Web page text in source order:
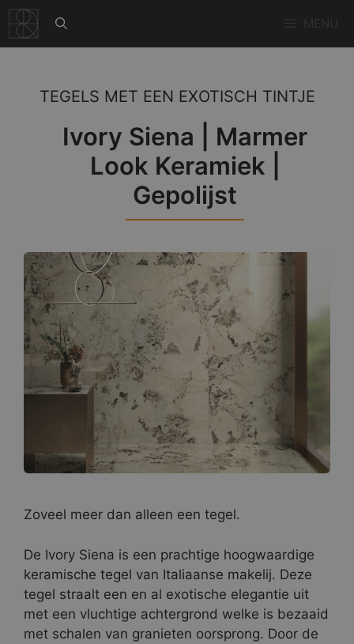
naar
de
TEGELS MET EEN EXOTISCH TINTJE
Ivory Siena | Marmer
Look Keramiek |
Gepolijst
Zoveel meer dan alleen een tegel.
De Ivory Siena is een prachtige hoogwaardige
keramische tegel van Italiaanse makelij. Deze
tegel straalt een en al exotische elegantie uit
met een vluchtige achtergrond welke is bezaaid
met schalen van granieten oorsprong. Door de